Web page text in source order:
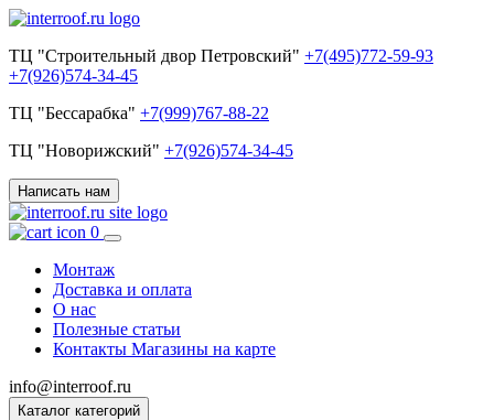
ТЦ "Строительный двор Петровский" +7(495)772-59-93
+7(926)574-34-45
ТЦ "Бессарабка" +7(999)767-88-22
ТЦ "Новорижский" +7(926)574-34-45
Написать нам
0
Монтаж
Доставка и оплата
О нас
Полезные статьи
Контакты Магазины на карте
info@interroof.ru
Каталог категорий